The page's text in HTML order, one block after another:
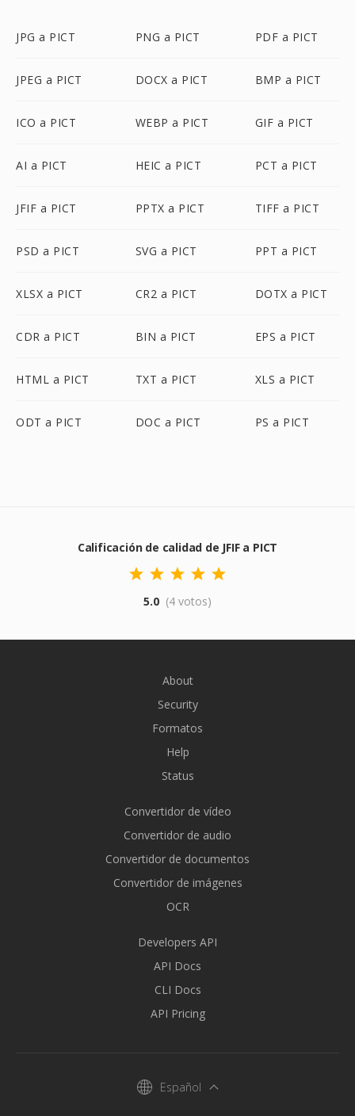
JPG a PICT PNG a PICT PDF a PICT
JPEG a PICT DOCX a PICT BMP a PICT
ICO a PICT WEBP a PICT GIF a PICT
AI a PICT HEIC a PICT PCT a PICT
JFIF a PICT PPTX a PICT TIFF a PICT
PSD a PICT SVG a PICT PPT a PICT
XLSX a PICT CR2 a PICT DOTX a PICT
CDR a PICT BIN a PICT EPS a PICT
HTML a PICT TXT a PICT XLS a PICT
ODT a PICT DOC a PICT PS a PICT
Calificación de calidad de JFIF a PICT
5.0 (4 votos)
About
Security
Formatos
Help
Status
Convertidor de vídeo
Convertidor de audio
Convertidor de documentos
Convertidor de imágenes
OCR
Developers API
API Docs
CLI Docs
API Pricing
Español